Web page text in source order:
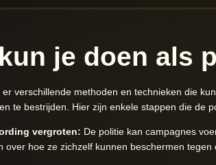
je doen als
er verschillende methoden en technieken die
te bestrijden. Hier zijn enkele stappen die de
vergroten: De politie kan campagnes
over hoe ze zichzelf kunnen beschermen tegen